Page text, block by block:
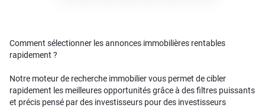
Comment sélectionner les annonces immobilières rentables
rapidement ?
Notre moteur de recherche immobilier vous permet de cibler
rapidement les meilleures opportunités grâce à des filtres puissants
et précis pensé par des investisseurs pour des investisseurs